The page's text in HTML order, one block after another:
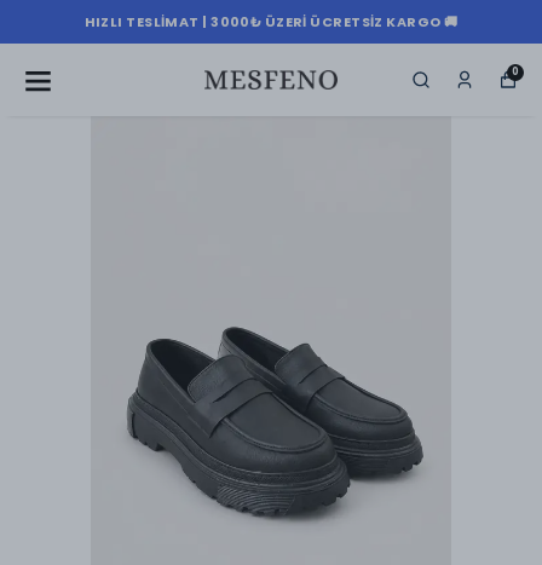
HIZLI TESLIMAT | 3000₺ ÜZERI ÜCRETSIZ KARGO 🚚
0